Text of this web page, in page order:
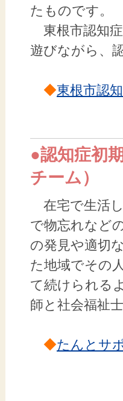
たものです。
東根市認知
遊びながら、
◆東根市認
●認知症初
チーム）
在宅で生活
で物忘れなど
の発見や適切
た地域でその
て続けられる
師と社会福祉
◆たんとサ